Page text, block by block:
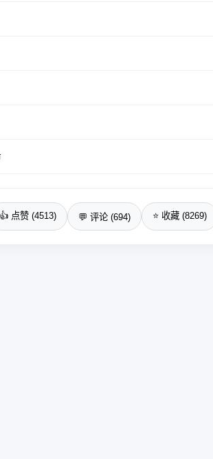
👍 点赞 (4513) 💬 评论 (694) ⭐ 收藏 (8269)